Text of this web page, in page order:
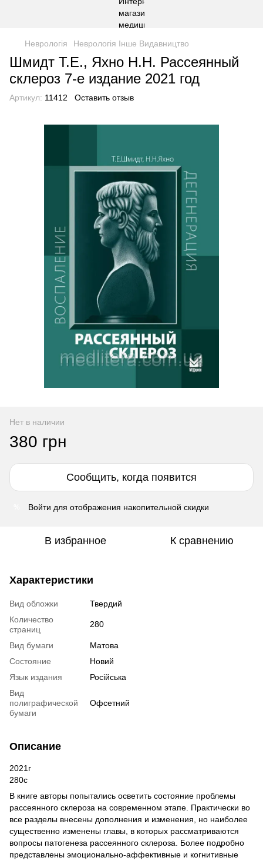
Неврологія Неврологія Інше Видавництво
Шмидт Т.Е., Яхно Н.Н. Рассеянный
склероз 7-е издание 2021 год
Артикул: 11412 Оставить отзыв
Нет в наличии
380 грн
Сообщить, когда появится
Войти для отображения накопительной скидки
В избранное К сравнению
Характеристики
Вид обложки
Твердий
Количество
страниц
280
Вид бумаги
Матова
Состояние
Новий
Язык издания
Російська
Вид
полиграфической
бумаги
Офсетний
Описание
2021г
280с
В книге авторы попытались осветить состояние проблемы
рассеянного склероза на современном этапе. Практически во
все разделы внесены дополнения и изменения, но наиболее
существенно изменены главы, в которых рассматриваются
вопросы патогенеза рассеянного склероза. Более подробно
представлены эмоционально-аффективные и когнитивные